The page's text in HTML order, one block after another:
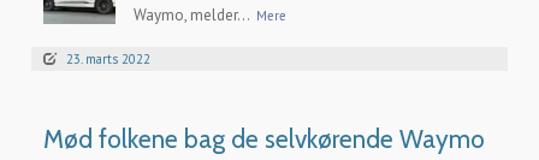
Waymo, melder... Mere
23. marts 2022
Mød folkene bag de selvkørende Waymo